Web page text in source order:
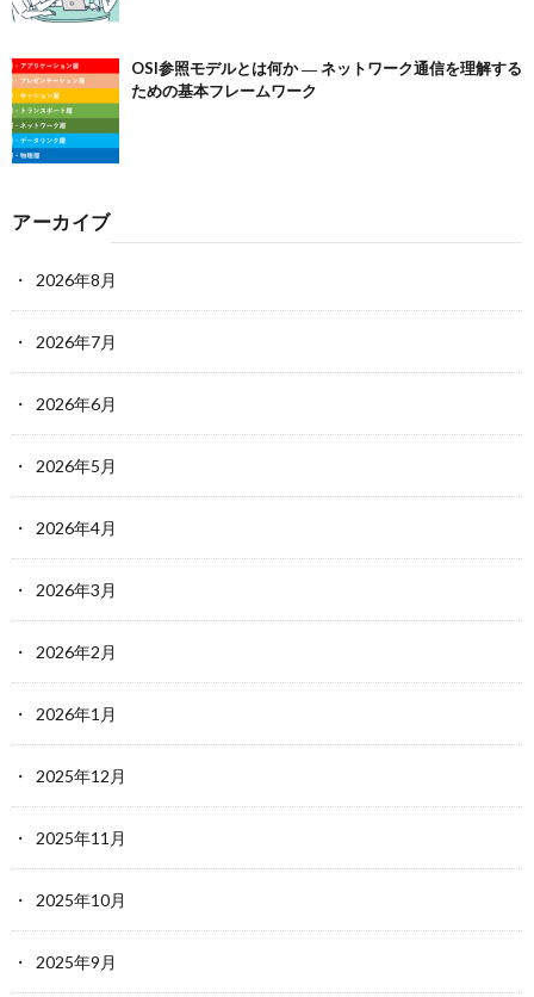
OSI参照モデルとは何か ― ネットワーク通信を理解する
ための基本フレームワーク
アーカイブ
2026年8月
2026年7月
2026年6月
2026年5月
2026年4月
2026年3月
2026年2月
2026年1月
2025年12月
2025年11月
2025年10月
2025年9月